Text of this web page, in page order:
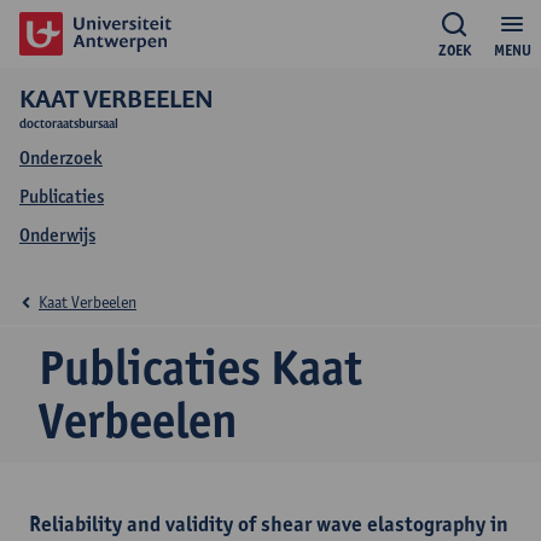
MENU
ZOEK
KAAT VERBEELEN
doctoraatsbursaal
Onderzoek
Publicaties
Onderwijs
Publicaties Kaat
Verbeelen
Kaat Verbeelen
Reliability and validity of shear wave elastography in